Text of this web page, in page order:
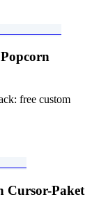
free custom
Cursor-Paket